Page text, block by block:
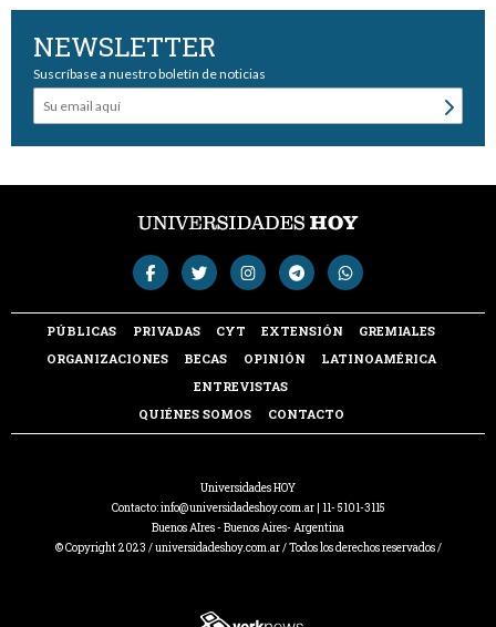
NEWSLETTER
Suscríbase a nuestro boletín de noticias
PÚBLICAS PRIVADAS CYT EXTENSIÓN
GREMIALES
ORGANIZACIONES
BECAS OPINIÓN
LATINOAMÉRICA
ENTREVISTAS
QUIÉNES SOMOS
CONTACTO
Universidades HOY
Contacto:info@universidadeshoy.com.ar| 11- 5101-3115
Buenos AIres - Buenos Aires- Argentina
© Copyright 2023 / universidadeshoy.com.ar / Todos los derechos reservados /